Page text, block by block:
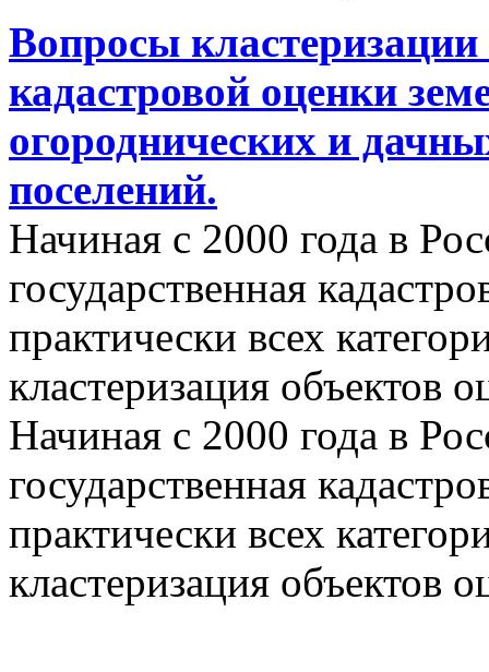
Вопросы кластеризации
кадастровой оценки
огороднических и
поселений.
Начиная с 2000 года в
государственная
практически всех
кластеризация объектов
Начиная с 2000 года в
государственная
практически всех
кластеризация объектов